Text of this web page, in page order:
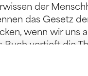
der
das Gesetz
wenn wir uns
Buch vertieft die
und das Leben